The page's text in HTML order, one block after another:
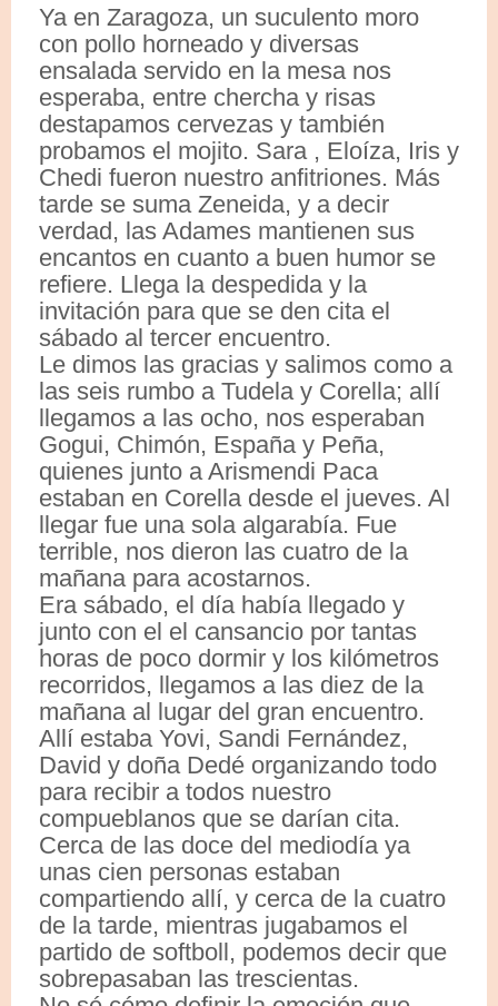
Ya en Zaragoza, un suculento moro
con pollo horneado y diversas
ensalada servido en la mesa nos
esperaba, entre chercha y risas
destapamos cervezas y también
probamos el mojito. Sara , Eloíza, Iris y
Chedi fueron nuestro anfitriones. Más
tarde se suma Zeneida, y a decir
verdad, las Adames mantienen sus
encantos en cuanto a buen humor se
refiere. Llega la despedida y la
invitación para que se den cita el
sábado al tercer encuentro.
Le dimos las gracias y salimos como a
las seis rumbo a Tudela y Corella; allí
llegamos a las ocho, nos esperaban
Gogui, Chimón, España y Peña,
quienes junto a Arismendi Paca
estaban en Corella desde el jueves. Al
llegar fue una sola algarabía. Fue
terrible, nos dieron las cuatro de la
mañana para acostarnos.
Era sábado, el día había llegado y
junto con el el cansancio por tantas
horas de poco dormir y los kilómetros
recorridos, llegamos a las diez de la
mañana al lugar del gran encuentro.
Allí estaba Yovi, Sandi Fernández,
David y doña Dedé organizando todo
para recibir a todos nuestro
compueblanos que se darían cita.
Cerca de las doce del mediodía ya
unas cien personas estaban
compartiendo allí, y cerca de la cuatro
de la tarde, mientras jugabamos el
partido de softboll, podemos decir que
sobrepasaban las trescientas.